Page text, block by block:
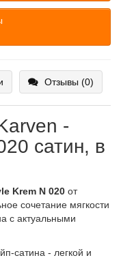
Отзывы (0)
-
сатин, в
Krem N 020 от
сочетание мягкости
с актуальными
сатина - легкой и